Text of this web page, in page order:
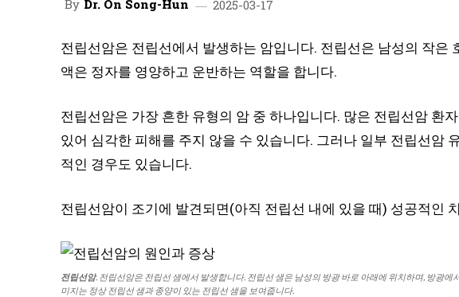
By Dr. On Song-Hun 2025-03-17
전립선암은 전립선에서 발생하는 암입니다. 전립선은 남성의 작은
액은 정자를 영양하고 운반하는 역할을 합니다.
전립선암은 가장 흔한 유형의 암 중 하나입니다. 많은 전립선암 환
있어 심각한 피해를 주지 않을 수 있습니다. 그러나 일부 전립선암
적인 경우도 있습니다.
전립선암이 조기에 발견되면(아직 전립선 내에 있을 때) 성공적인
전립선암. 전립선암은 전립선 샘에서 발생합니다. 전립선 샘은 남성의 방광 바로 아래에 위치하며, 방광
미지는 정상 전립선 샘과 종양이 있는 전립선 샘을 보여줍니다.